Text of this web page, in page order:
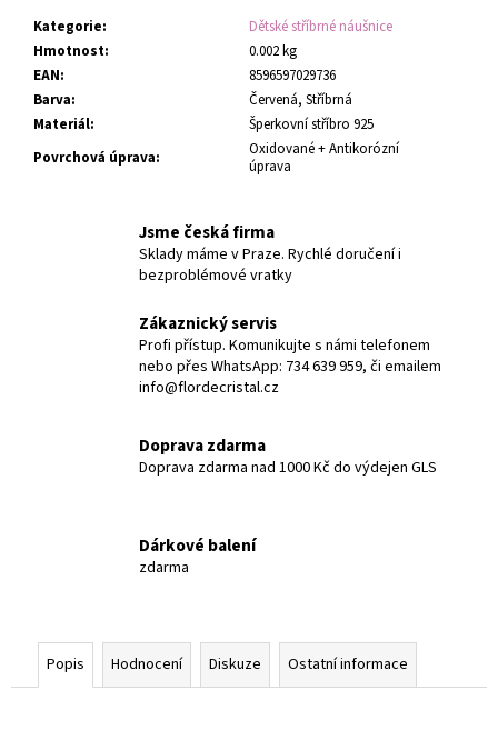
Kategorie:
Dětské stříbrné náušnice
Hmotnost:
0.002 kg
EAN:
8596597029736
Barva:
Červená, Stříbrná
Materiál:
Šperkovní stříbro 925
Povrchová úprava:
Oxidované + Antikorózní
úprava
Jsme česká firma
Sklady máme v Praze. Rychlé doručení i
bezproblémové vratky
Zákaznický servis
Profi přístup. Komunikujte s námi telefonem
nebo přes WhatsApp: 734 639 959, či emailem
info@flordecristal.cz
Doprava zdarma
Doprava zdarma nad 1000 Kč do výdejen GLS
Dárkové balení
zdarma
Popis Hodnocení Diskuze Ostatní informace